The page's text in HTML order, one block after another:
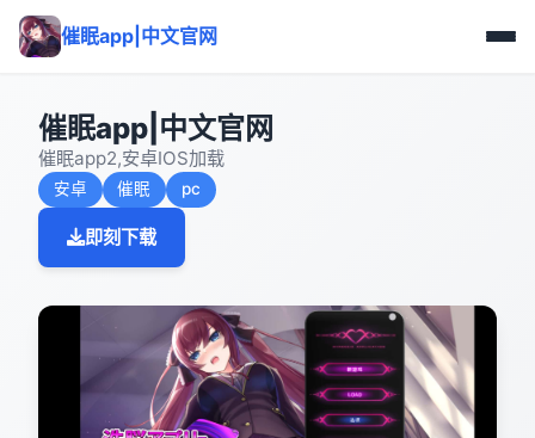
催眠app|中文官网
催眠app|中文官网
催眠app2,安卓IOS加载
安卓 催眠 pc
即刻下载